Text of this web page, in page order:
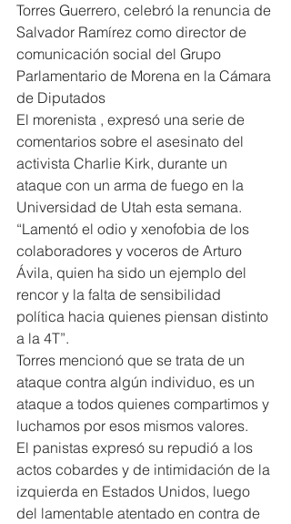
Torres Guerrero, celebró la renuncia de
Salvador Ramírez como director de
comunicación social del Grupo
Parlamentario de Morena en la Cámara
de Diputados
El morenista , expresó una serie de
comentarios sobre el asesinato del
activista Charlie Kirk, durante un
ataque con un arma de fuego en la
Universidad de Utah esta semana.
“Lamentó el odio y xenofobia de los
colaboradores y voceros de Arturo
Ávila, quien ha sido un ejemplo del
rencor y la falta de sensibilidad
política hacia quienes piensan distinto
a la 4T”.
Torres mencionó que se trata de un
ataque contra algún individuo, es un
ataque a todos quienes compartimos y
luchamos por esos mismos valores.
El panistas expresó su repudió a los
actos cobardes y de intimidación de la
izquierda en Estados Unidos, luego
del lamentable atentado en contra de